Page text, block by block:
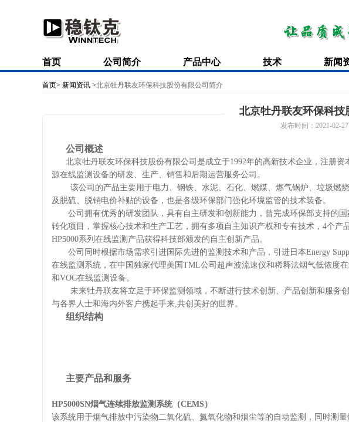
首页 公司简介 产品中心 技术 新闻
首页> 新闻资讯 >北京牡丹联友环保科技股份有限公司简介
北京牡丹联友环保科技
发布时间： 2021-02-27
公司概述
北京牡丹联友环保科技股份有限公司是成立于1992年的高新技术企业，注册
源在线监测设备的研发、生产、销售和后期运营服务公司。
该公司的产品主要用于电力、钢铁、水泥、石化、燃煤、燃气锅炉、垃圾
及脱硫、脱销电价补贴的设备，也是各级环保部门强化环境监管的技术装备。
公司拥有优秀的研发团队，具有自主研发和创新能力，曾完成环保部支持的
转化项目，掌握核心技术和生产工艺，拥有多项自主知识产权和专有技术，4个
HP5000系列在线监测产品获得科技部颁发的自主创新产品。
公司同时根据市场需求引进国际先进的监测技术和产品，引进日本Energy
在线监测系统，在中国独家代理美国TML公司超声波流速仪和稀释法烟气低侬度
和VOC在线监测设备。
未来牡丹联友将立足于环保监测领域，不断进行技术创新、产品创新和服务
与各界人士和海内外客户携起手来,共创美好的世界。
组织结构
主要产品和服务
HP5000SN烟气连续排放监测系统（CEMS）
该系统用于烟气排放中污染物二氧化硫、氮氧化物和烟尘等的自动监测，同时测